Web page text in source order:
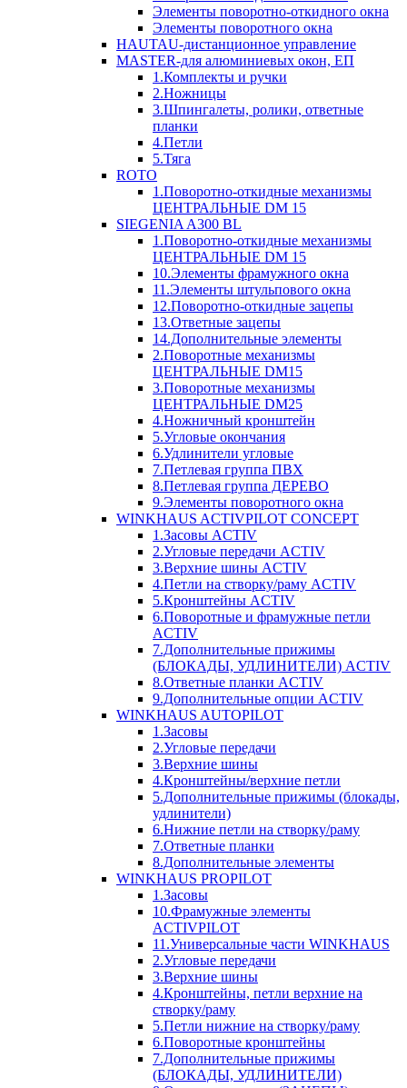
Элементы поворотно-откидного окна
Элементы поворотного окна
HAUTAU-дистанционное управление
MASTER-для алюминиевых окон, ЕП
1.Комплекты и ручки
2.Ножницы
3.Шпингалеты, ролики, ответные
планки
4.Петли
5.Тяга
ROTO
1.Поворотно-откидные механизмы
ЦЕНТРАЛЬНЫЕ DM 15
SIEGENIA A300 BL
1.Поворотно-откидные механизмы
ЦЕНТРАЛЬНЫЕ DM 15
10.Элементы фрамужного окна
11.Элементы штульпового окна
12.Поворотно-откидные зацепы
13.Ответные зацепы
14.Дополнительные элементы
2.Поворотные механизмы
ЦЕНТРАЛЬНЫЕ DM15
3.Поворотные механизмы
ЦЕНТРАЛЬНЫЕ DM25
4.Ножничный кронштейн
5.Угловые окончания
6.Удлинители угловые
7.Петлевая группа ПВХ
8.Петлевая группа ДЕРЕВО
9.Элементы поворотного окна
WINKHAUS ACTIVPILOT CONCEPT
1.Засовы ACTIV
2.Угловые передачи ACTIV
3.Верхние шины ACTIV
4.Петли на створку/раму ACTIV
5.Кронштейны ACTIV
6.Поворотные и фрамужные петли
ACTIV
7.Дополнительные прижимы
(БЛОКАДЫ, УДЛИНИТЕЛИ) ACTIV
8.Ответные планки ACTIV
9.Дополнительные опции ACTIV
WINKHAUS AUTOPILOT
1.Засовы
2.Угловые передачи
3.Верхние шины
4.Кронштейны/верхние петли
5.Дополнительные прижимы (блокады,
удлинители)
6.Нижние петли на створку/раму
7.Ответные планки
8.Дополнительные элементы
WINKHAUS PROPILOT
1.Засовы
10.Фрамужные элементы
ACTIVPILOT
11.Универсальные части WINKHAUS
2.Угловые передачи
3.Верхние шины
4.Кронштейны, петли верхние на
створку/раму
5.Петли нижние на створку/раму
6.Поворотные кронштейны
7.Дополнительные прижимы
(БЛОКАДЫ, УДЛИНИТЕЛИ)